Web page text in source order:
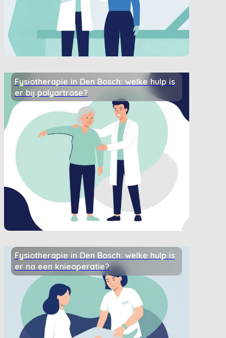
Fysiotherapie in Den Bosch: welke hulp is
er bij polyartrose?
Fysiotherapie in Den Bosch: welke hulp is
er na een knieoperatie?